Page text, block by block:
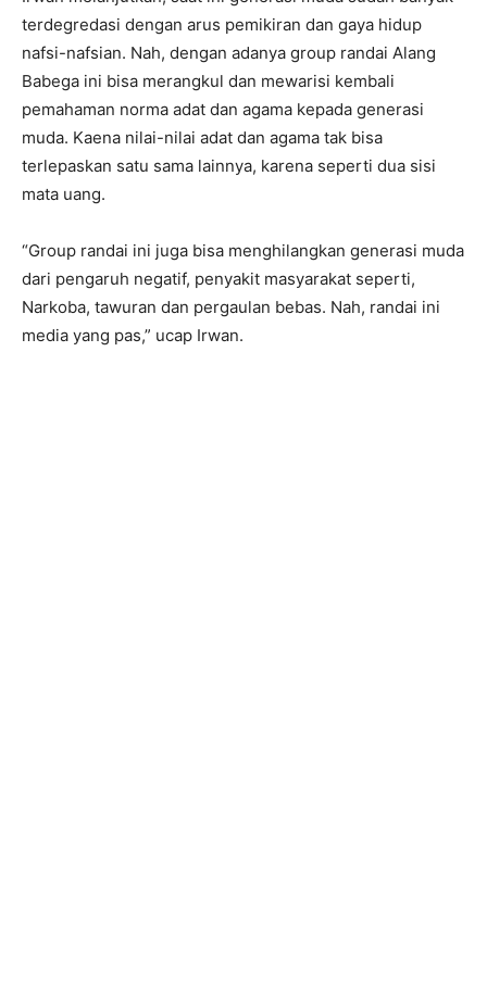
terdegredasi dengan arus pemikiran dan gaya hidup
nafsi-nafsian. Nah, dengan adanya group randai Alang
Babega ini bisa merangkul dan mewarisi kembali
pemahaman norma adat dan agama kepada generasi
muda. Kaena nilai-nilai adat dan agama tak bisa
terlepaskan satu sama lainnya, karena seperti dua sisi
mata uang.
“Group randai ini juga bisa menghilangkan generasi muda
dari pengaruh negatif, penyakit masyarakat seperti,
Narkoba, tawuran dan pergaulan bebas. Nah, randai ini
media yang pas,” ucap Irwan.